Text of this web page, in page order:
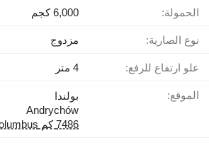
الحمولة: 6,000 كجم
نوع الصارية: مزدوج
علو ارتفاع للرفع: 4 متر
الموقع:
بولندا
Andrychów
7486 كم to "United States/Columbus"